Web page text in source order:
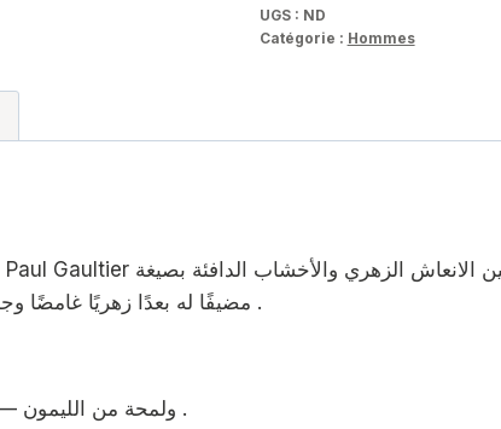
beau
UGS : ND
Catégorie : Hommes
Parfum. يقدم هذا العطر رؤية جديدة لعالم Le Beau، مضيفًا له بعدًا زهريًا غامضًا وجذابًا .
المقدمة: Kumquat (برقوقة يابانية) ولمحة من الليمون — بداية منعشة وفاكهية .